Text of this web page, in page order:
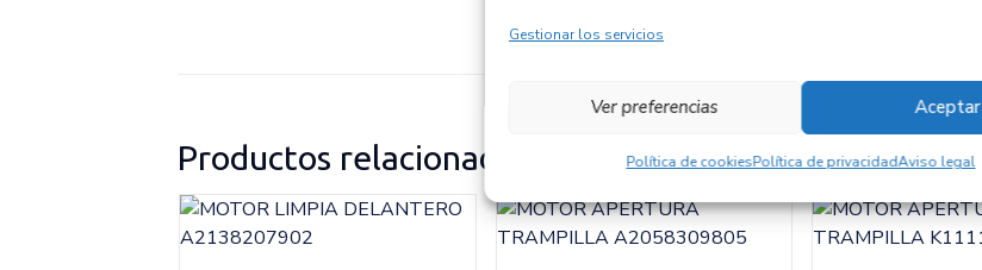
Gestionar los servicios
Aceptar
Ver preferencias
Política de cookiesPolítica de privacidadAviso legal
Productos relacionados